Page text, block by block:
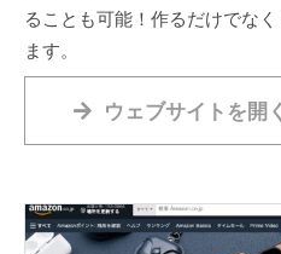
ることも可能！作るだけでな
ます。
ウェブサイトを開く